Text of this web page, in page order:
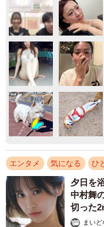
エンタメ 気になる ひ
夕日を
中村舞
切った
まい